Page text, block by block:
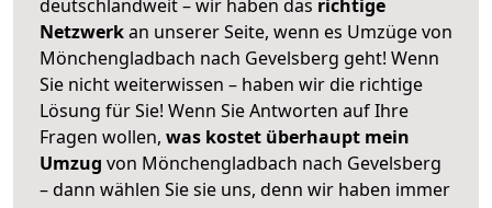
deutschlandweit – wir haben das richtige
Netzwerkan unserer Seite, wenn es Umzüge von
Mönchengladbach nach Gevelsberg geht! Wenn
Sie nicht weiterwissen – haben wir die richtige
Lösung für Sie! Wenn Sie Antworten auf Ihre
Fragen wollen, was kostet überhaupt mein
Umzug von Mönchengladbach nach Gevelsberg
– dann wählen Sie sie uns, denn wir haben immer